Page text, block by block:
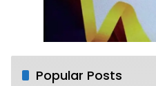
Popular Posts